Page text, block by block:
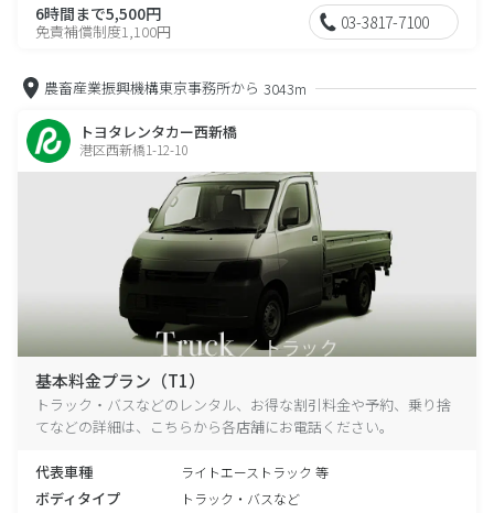
6時間まで5,500円
免責補償制度1,100円 03-3817-7100
農畜産業振興機構東京事務所から 3043m
トヨタレンタカー西新橋
港区西新橋1-12-10
基本料金プラン（T1）
トラック・バスなどのレンタル、お得な割引料金や予約、乗り捨
てなどの詳細は、こちらから各店舗にお電話ください。
代表車種 ライトエーストラック 等
ボディタイプ トラック・バスなど